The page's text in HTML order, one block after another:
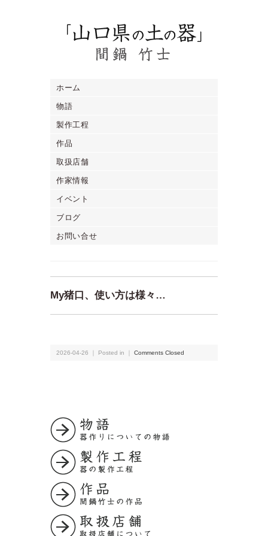
ホーム
物語
製作工程
作品
取扱店舗
作家情報
イベント
ブログ
お問い合せ
My猪口、使い方は様々…
2026-04-26 ｜ Posted in ｜ Comments Closed